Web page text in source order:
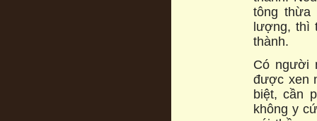
tông
lượng, thì
thành.
Có người
được xen
biệt, cần
không y